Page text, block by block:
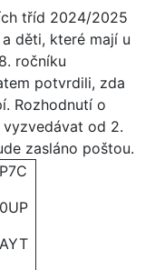
tříd 2024/2025
děti, které mají u
ročníku
potvrdili, zda
Rozhodnutí o
od 2.
zasláno poštou.